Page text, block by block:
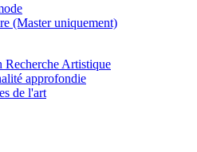
(Master uniquement)
Recherche Artistique
approfondie
de l'art